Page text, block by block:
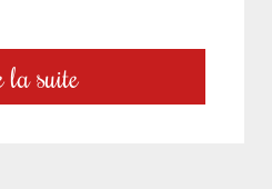
la suite